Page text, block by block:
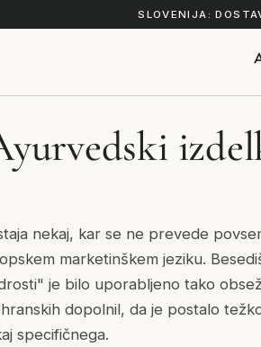
SLOVENIJA:
nekaj, kar se ne prevede
marketinškem jeziku.
je bilo uporabljeno tako
dopolnil, da je postalo
specifičnega.